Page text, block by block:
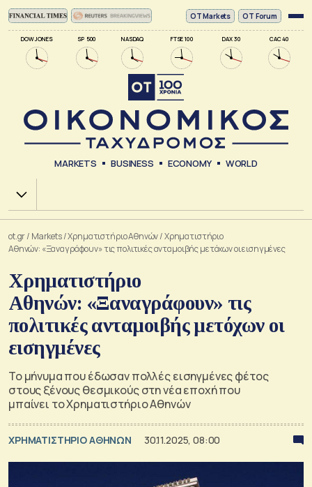
DOW JONES SP 500 NASDAQ FTSE 100 DAX 30 CAC 40
ΟΤ Markets OT Forum
MARKETS BUSINESS ECONOMY WORLD
Χ.Α.
ot.gr/ Markets/Xρηματιστήριο Αθηνών/Χρηματιστήριο
Αθηνών: «Ξαναγράφουν» τις πολιτικές ανταμοιβής μετόχων οι εισηγμένες
Χρηματιστήριο
Αθηνών: «Ξαναγράφουν» τις
πολιτικές ανταμοιβής μετόχων οι
εισηγμένες
Το μήνυμα που έδωσαν πολλές εισηγμένες φέτος
στους ξένους θεσμικούς στη νέα εποχή που
μπαίνει το Χρηματιστήριο Αθηνών
XΡΗΜΑΤΙΣΤΗΡΙΟ ΑΘΗΝΩΝ 30.11.2025, 08:00